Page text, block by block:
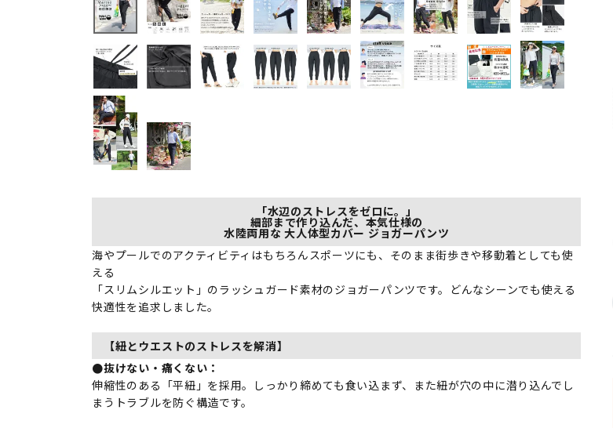
「水辺のストレスをゼロに。」
細部まで作り込んだ、本気仕様の
水陸両用な 大人体型カバー ジョガーパンツ
海やプールでのアクティビティはもちろんスポーツにも、そのまま街歩きや移動着としても使
える
「スリムシルエット」のラッシュガード素材のジョガーパンツです。どんなシーンでも使える
快適性を追求しました。
【紐とウエストのストレスを解消】
●抜けない・痛くない：
伸縮性のある「平紐」を採用。しっかり締めても食い込まず、また紐が穴の中に潜り込んでし
まうトラブルを防ぐ構造です。